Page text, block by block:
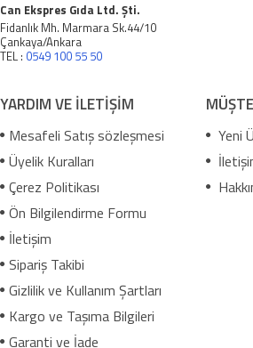
Can Ekspres Gıda Ltd. Şti.
Fidanlık Mh. Marmara Sk.44/10
Çankaya/Ankara
TEL : 0549 100 55 50
YARDIM VE İLETİŞİM
Mesafeli Satış sözleşmesi
Üyelik Kuralları
Çerez Politikası
Ön Bilgilendirme Formu
İletişim
Sipariş Takibi
Gizlilik ve Kullanım Şartları
Kargo ve Taşıma Bilgileri
Garanti ve İade
Yeni